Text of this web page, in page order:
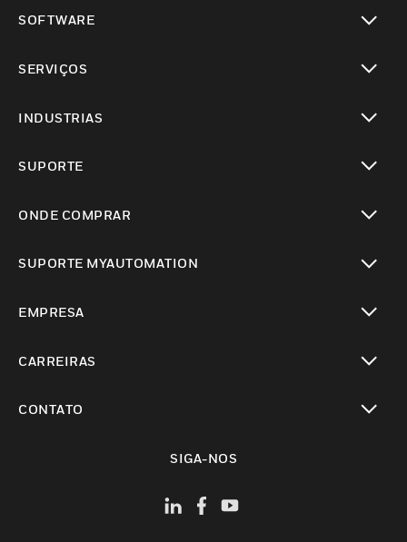
SOFTWARE
SERVIÇOS
INDUSTRIAS
SUPORTE
ONDE COMPRAR
SUPORTE MYAUTOMATION
EMPRESA
CARREIRAS
CONTATO
SIGA-NOS